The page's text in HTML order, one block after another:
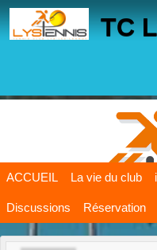
TC
ACCUEIL La vie du club
Discussions Réservation
Panneau de gestion des